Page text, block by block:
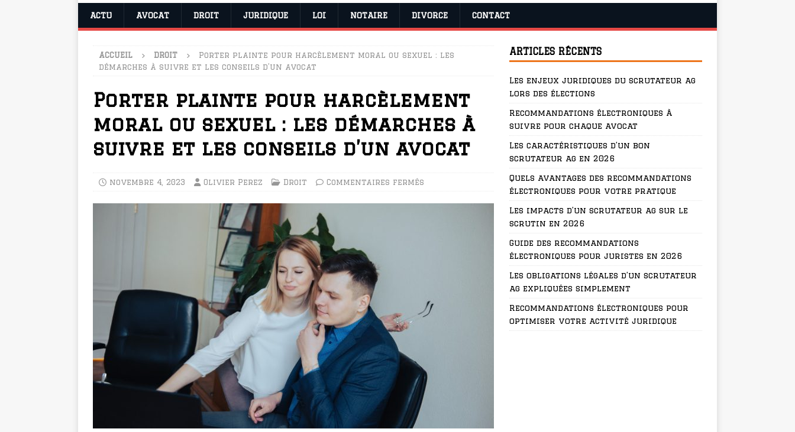
ACTU AVOCAT DROIT JURIDIQUE LOI NOTAIRE DIVORCE CONTACT
ACCUEIL DROIT
Porter plainte pour harcèlement moral ou sexuel : les
démarches à suivre et les conseils d’un avocat
Porter plainte pour harcèlement
moral ou sexuel : les démarches à
suivre et les conseils d’un avocat
novembre 4, 2023 Olivier Perez Droit Commentaires fermés
ARTICLES RÉCENTS
Les enjeux juridiques du scrutateur ag
lors des élections
Recommandations électroniques à
suivre pour chaque avocat
Les caractéristiques d’un bon
scrutateur ag en 2026
Quels avantages des recommandations
électroniques pour votre pratique
Les impacts d’un scrutateur ag sur le
scrutin en 2026
Guide des recommandations
électroniques pour juristes en 2026
Les obligations légales d’un scrutateur
ag expliquées simplement
Recommandations électroniques pour
optimiser votre activité juridique